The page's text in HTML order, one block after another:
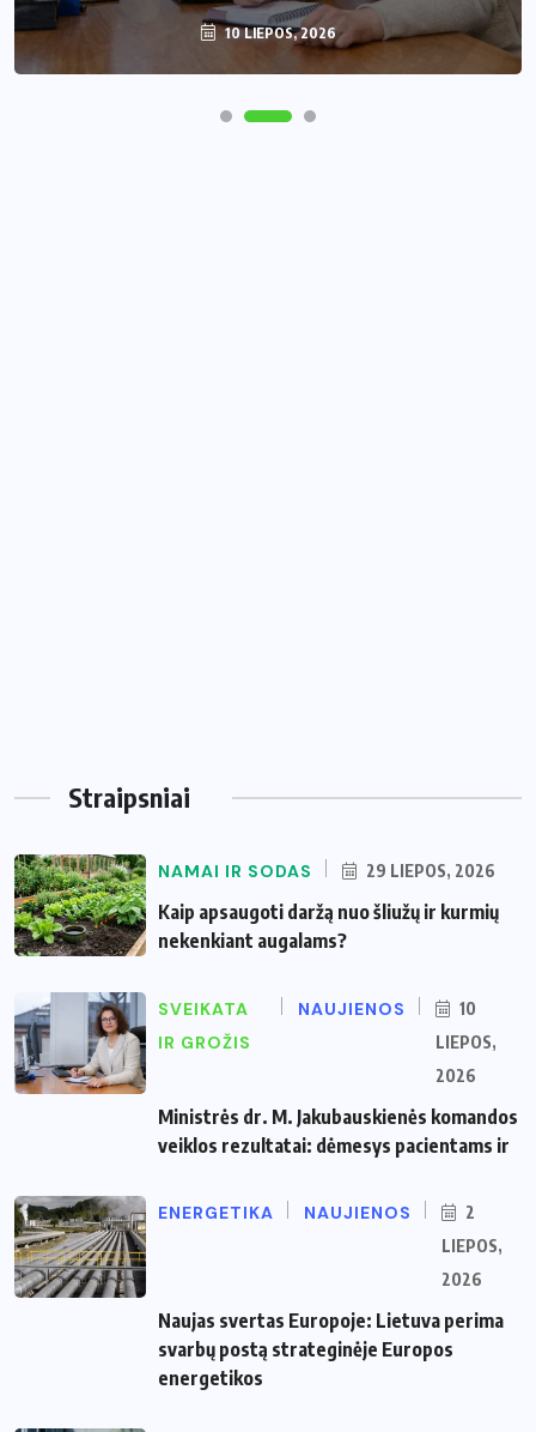
10 LIEPOS, 2026
Straipsniai
NAMAI IR SODAS 29 LIEPOS, 2026
Kaip apsaugoti daržą nuo šliužų ir kurmių
nekenkiant augalams?
SVEIKATA
IR GROŽIS
NAUJIENOS
10
LIEPOS,
2026
Ministrės dr. M. Jakubauskienės komandos
veiklos rezultatai: dėmesys pacientams ir
ENERGETIKA NAUJIENOS
2
LIEPOS,
2026
Naujas svertas Europoje: Lietuva perima
svarbų postą strateginėje Europos
energetikos